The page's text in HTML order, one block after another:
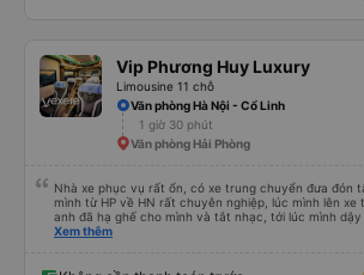
Vip Phương Huy Luxury
Limousine 11 chỗ
Văn phòng Hà Nội - Cổ Linh
1 giờ 30 phút
Văn phòng Hải Phòng
Nhà xe phục vụ rất ổn, có xe trung chuyển đưa đón
mình từ HP về HN rất chuyên nghiệp, lúc mình lên xe
anh đã hạ ghế cho mình và tắt nhạc, tới lúc mình
thấy điện thoại thì anh đã ngay lập tức gọi xe trung
Xem thêm